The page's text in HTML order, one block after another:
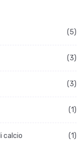
(5)
(3)
(3)
(1)
calcio (1)